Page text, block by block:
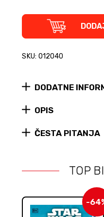
Star
-
of
2-
Black
Series
figura
SKU: 012040
DODATNE
OPIS
ČESTA PITANJA
TOP
-